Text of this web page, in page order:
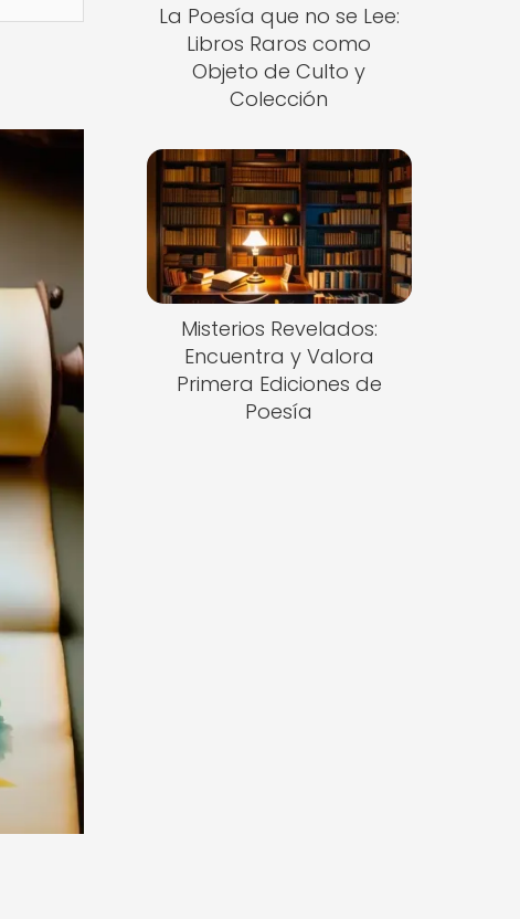
La Poesía que no se Lee:
Libros Raros como
Objeto de Culto y
Colección
Misterios Revelados:
Encuentra y Valora
Primera Ediciones de
Poesía